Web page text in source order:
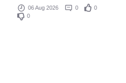
06 Aug 2026 0
0
0